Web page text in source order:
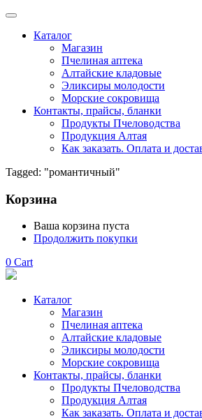
Каталог
Магазин
Пчелиная аптека
Алтайские кладовые
Эликсиры молодости
Морские сокровища
Контакты, прайсы, бланки
Продукты Пчеловодства
Продукция Алтая
Как заказать. Оплата и
Tagged: "романтичный"
Корзина
Ваша корзина пуста
Продолжить покупки
0 Cart
Каталог
Магазин
Пчелиная аптека
Алтайские кладовые
Эликсиры молодости
Морские сокровища
Контакты, прайсы, бланки
Продукты Пчеловодства
Продукция Алтая
Как заказать. Оплата и